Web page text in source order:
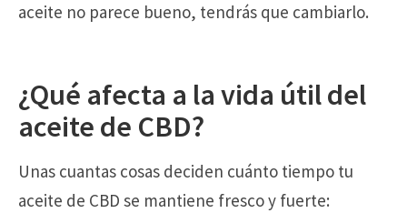
aceite no parece bueno, tendrás que cambiarlo.
¿Qué afecta a la vida útil del
aceite de CBD?
Unas cuantas cosas deciden cuánto tiempo tu
aceite de CBD se mantiene fresco y fuerte: